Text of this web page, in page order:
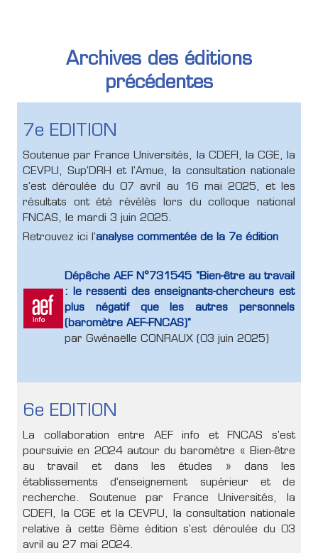
Archives des éditions
précédentes
7e EDITION
Soutenue par France Universités, la CDEFI, la CGE, la
CEVPU, Sup'DRH et l'Amue, la consultation nationale
s'est déroulée du 07 avril au 16 mai 2025, et les
résultats ont été révélès lors du colloque national
FNCAS, le mardi 3 juin 2025.
Retrouvez ici l'analyse commentée de la 7e édition
Dépêche AEF N°731545 "Bien-être au travail
: le ressenti des enseignants-chercheurs est
plus négatif que les autres personnels
(baromètre AEF-FNCAS)"
par Gwénaëlle CONRAUX (03 juin 2025)
6e EDITION
La collaboration entre AEF info et FNCAS s'est
poursuivie en 2024 autour du baromètre « Bien-être
au travail et dans les études » dans les
établissements d’enseignement supérieur et de
recherche. Soutenue par France Universités, la
CDEFI, la CGE et la CEVPU, la consultation nationale
relative à cette 6ème édition s'est déroulée du 03
avril au 27 mai 2024.